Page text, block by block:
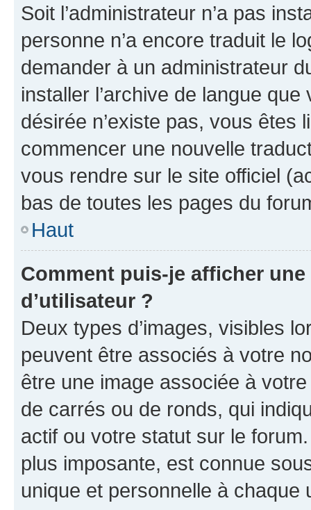
Soit l’administrateur n’a pas
personne n’a encore traduit le
demander à un administrateur
installer l’archive de langue
désirée n’existe pas, vous êtes
commencer une nouvelle
vous rendre sur le site officiel
bas de toutes les pages du
Haut
Comment puis-je afficher
d’utilisateur ?
Deux types d’images, visibles
peuvent être associés à votre
être une image associée à
de carrés ou de ronds, qui
actif ou votre statut sur le
plus imposante, est connue
unique et personnelle à chaque